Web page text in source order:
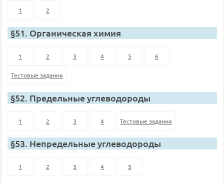
1 2
§51. Органическая химия
1 2 3 4 5 6
Тестовые задания
§52. Предельные углеводороды
1 2 3 4 Тестовые задания
§53. Непредельные углеводороды
1 2 3 4 5